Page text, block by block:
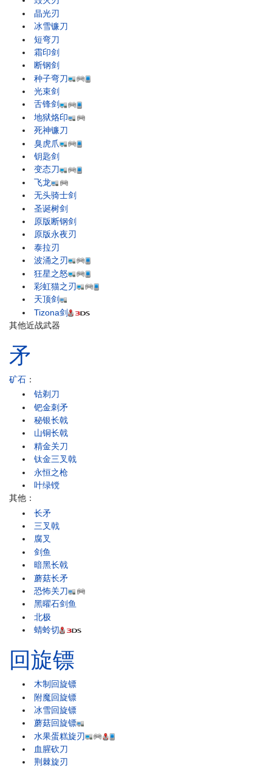
晶光刃
冰雪镰刀
短弯刀
霜印剑
断钢剑
种子弯刀
光束剑
舌锋剑
地狱烙印
死神镰刀
臭虎爪
钥匙剑
变态刀
飞龙
无头骑士剑
圣诞树剑
原版断钢剑
原版永夜刃
泰拉刃
波涌之刃
狂星之怒
彩虹猫之刃
天顶剑
Tizona剑
其他近战武器
矛
矿石 ：
钴剃刀
钯金刺矛
秘银长戟
山铜长戟
精金关刀
钛金三叉戟
永恒之枪
叶绿镋
其他：
长矛
三叉戟
腐叉
剑鱼
暗黑长戟
蘑菇长矛
恐怖关刀
黑曜石剑鱼
北极
蜻蛉切
回旋镖
木制回旋镖
附魔回旋镖
冰雪回旋镖
蘑菇回旋镖
水果蛋糕旋刃
血腥砍刀
荆棘旋刃